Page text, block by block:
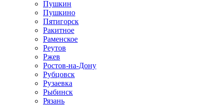
Пушкин
Пушкино
Пятигорск
Ракитное
Раменское
Реутов
Ржев
Ростов-на-Дону
Рубцовск
Рузаевка
Рыбинск
Рязань